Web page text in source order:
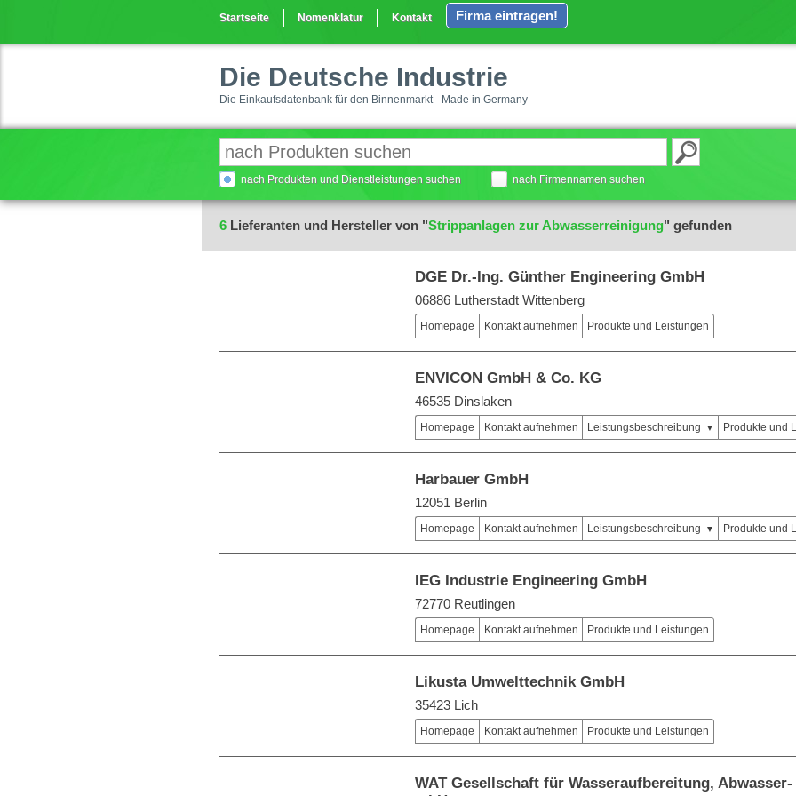
Startseite Nomenklatur Kontakt Firma eintragen!
Die Deutsche Industrie
Die Einkaufsdatenbank für den Binnenmarkt - Made in Germany
nach Produkten und Dienstleistungen suchen nach Firmennamen suchen
6 Lieferanten und Hersteller von "Strippanlagen zur Abwasserreinigung" gefunden
DGE Dr.-Ing. Günther Engineering GmbH
06886 Lutherstadt Wittenberg
Homepage Kontakt aufnehmen Produkte und Leistungen
ENVICON GmbH & Co. KG
46535 Dinslaken
Homepage Kontakt aufnehmen Leistungsbeschreibung Produkte und
Harbauer GmbH
12051 Berlin
Homepage Kontakt aufnehmen Leistungsbeschreibung Produkte und
IEG Industrie Engineering GmbH
72770 Reutlingen
Homepage Kontakt aufnehmen Produkte und Leistungen
Likusta Umwelttechnik GmbH
35423 Lich
Homepage Kontakt aufnehmen Produkte und Leistungen
WAT Gesellschaft für Wasseraufbereitung,